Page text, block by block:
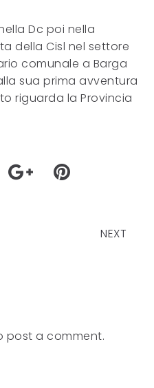
Dc poi nella
della Cisl nel settore
comunale a Barga
sua prima avventura
riguarda la Provincia
NEXT
post a comment.